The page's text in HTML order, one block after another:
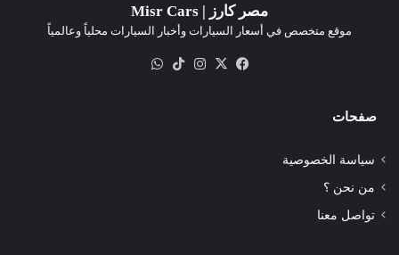
مصر كارز | Misr Cars
موقع متخصص في أسعار السيارات وأخبار السيارات محلياً وعالمياً
فيسبوك
‫X انستقرام‫TikTok
صفحات
سياسة الخصوصية
من نحن ؟
تواصل معنا